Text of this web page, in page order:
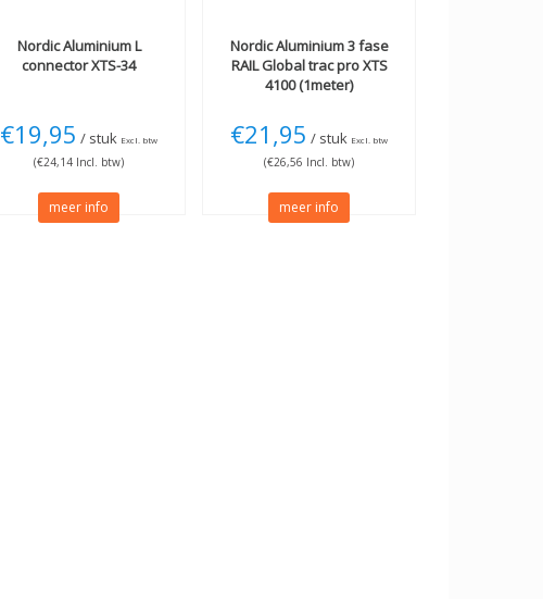
Nordic AluminiumL
connector XTS-34
€19,95 / stuk Excl. btw
(€24,14 Incl. btw)
meer info
Nordic Aluminium3 fase
RAIL Global trac pro XTS
4100 (1meter)
€21,95 / stuk Excl. btw
(€26,56 Incl. btw)
meer info